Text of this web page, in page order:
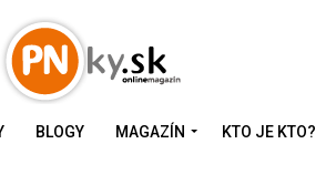
BLOGY MAGAZÍN KTO JE KTO?